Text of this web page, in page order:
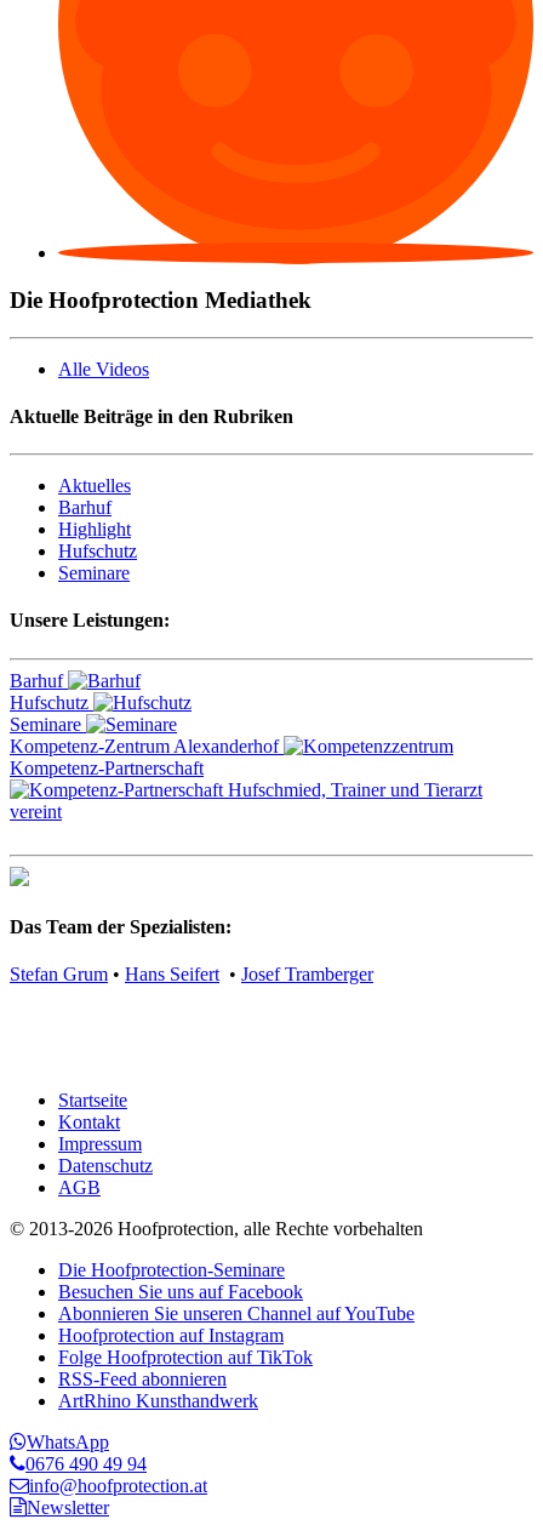
Die Hoofprotection Mediathek
Alle Videos
Aktuelle Beiträge in den Rubriken
Aktuelles
Barhuf
Highlight
Hufschutz
Seminare
Unsere Leistungen:
Barhuf
Hufschutz
Seminare
Kompetenz-Zentrum Alexanderhof
Kompetenz-Partnerschaft
Das Team der Spezialisten:
Stefan Grum • Hans Seifert • Josef Tramberger
Startseite
Kontakt
Impressum
Datenschutz
AGB
© 2013-2026 Hoofprotection, alle Rechte vorbehalten
Die Hoofprotection-Seminare
Besuchen Sie uns auf Facebook
Abonnieren Sie unseren Channel auf YouTube
Hoofprotection auf Instagram
Folge Hoofprotection auf TikTok
RSS-Feed abonnieren
ArtRhino Kunsthandwerk
WhatsApp
0676 490 49 94
info@hoofprotection.at
Newsletter